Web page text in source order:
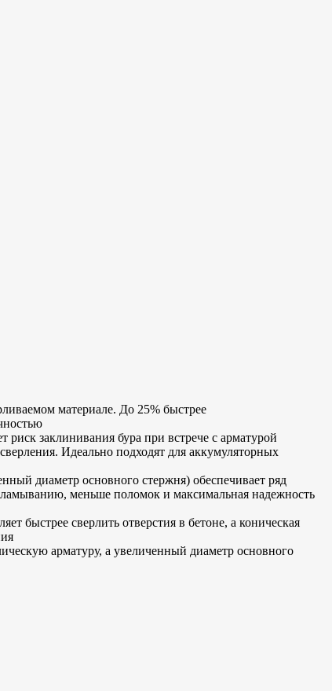
материале. До 25% быстрее
заклинивания бура при встрече с арматурой
Идеально подходят для аккумуляторных
диаметр основного стержня) обеспечивает ряд
меньше поломок и максимальная надежность
сверлить отверстия в бетоне, а коническая
арматуру, а увеличенный диаметр основного